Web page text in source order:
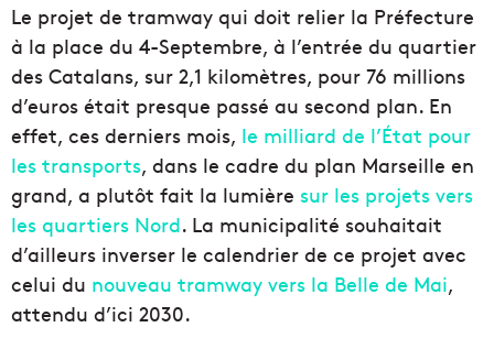
Le projet de tramway qui doit relier la Préfecture
à la place du 4-Septembre, à l’entrée du quartier
des Catalans, sur 2,1 kilomètres, pour 76 millions
d’euros était presque passé au second plan. En
effet, ces derniers mois, le milliard de l’État pour
les transports, dans le cadre du plan Marseille en
grand, a plutôt fait la lumière sur les projets vers
les quartiers Nord. La municipalité souhaitait
d’ailleurs inverser le calendrier de ce projet avec
celui du nouveau tramway vers la Belle de Mai,
attendu d’ici 2030.